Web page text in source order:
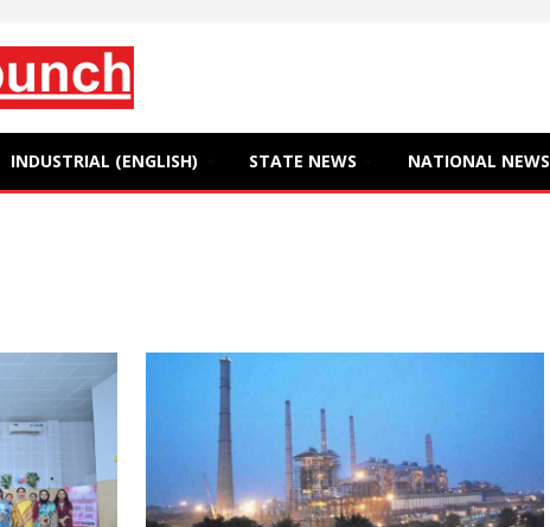
INDUSTRIAL (ENGLISH) STATE NEWS NATIONAL NEWS